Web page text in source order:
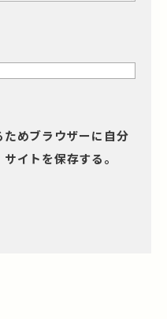
めブラウザーに自分
イトを保存する。